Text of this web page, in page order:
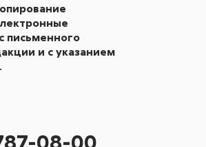
письменного
и с указанием